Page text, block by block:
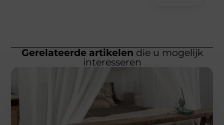
Gerelateerde artikelen die u mogelijk
interesseren